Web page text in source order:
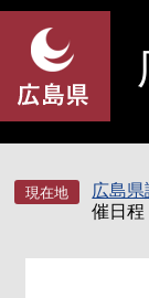
ペ
先
頭
す
メ
を
飛
し
広島
催日程